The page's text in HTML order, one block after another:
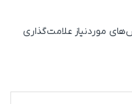
موردنیاز علامت‌گذاری